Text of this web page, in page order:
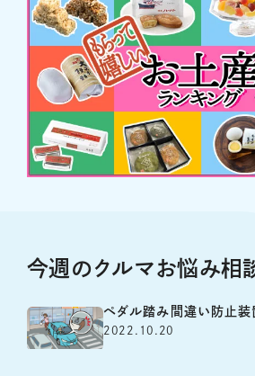
今週のクルマお悩み相
ペダル踏み間違い防止装
2022.10.20